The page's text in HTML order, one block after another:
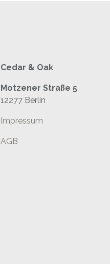
Cedar & Oak
Motzener Straße 5
12277 Berlin
Impressum
AGB